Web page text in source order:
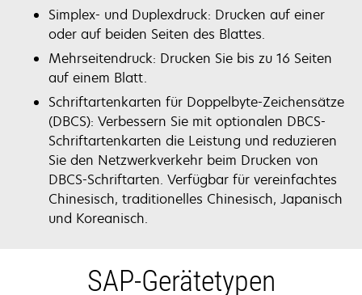
Simplex- und Duplexdruck: Drucken auf einer
oder auf beiden Seiten des Blattes.
Mehrseitendruck: Drucken Sie bis zu 16 Seiten
auf einem Blatt.
Schriftartenkarten für Doppelbyte-Zeichensätze
(DBCS): Verbessern Sie mit optionalen DBCS-
Schriftartenkarten die Leistung und reduzieren
Sie den Netzwerkverkehr beim Drucken von
DBCS-Schriftarten. Verfügbar für vereinfachtes
Chinesisch, traditionelles Chinesisch, Japanisch
und Koreanisch.
SAP-Gerätetypen